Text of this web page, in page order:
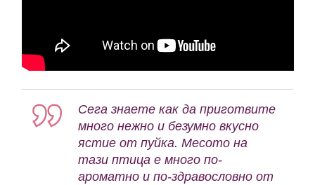
Сега знаете как да приготвите
много нежно и безумно вкусно
ястие от пуйка. Месото на
тази птица е много по-
ароматно и по-здравословно от